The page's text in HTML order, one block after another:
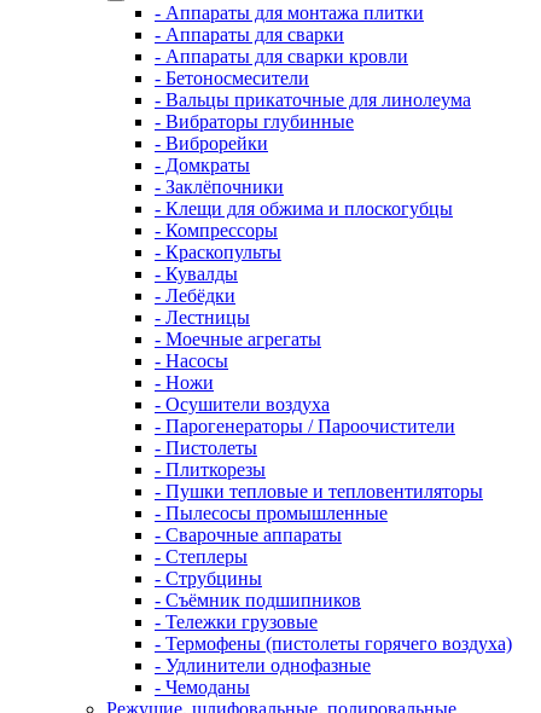
- Аппараты для монтажа плитки
- Аппараты для сварки
- Аппараты для сварки кровли
- Бетоносмесители
- Вальцы прикаточные для линолеума
- Вибраторы глубинные
- Виброрейки
- Домкраты
- Заклёпочники
- Клещи для обжима и плоскогубцы
- Компрессоры
- Краскопульты
- Кувалды
- Лебёдки
- Лестницы
- Моечные агрегаты
- Насосы
- Ножи
- Осушители воздуха
- Парогенераторы / Пароочистители
- Пистолеты
- Плиткорезы
- Пушки тепловые и тепловентиляторы
- Пылесосы промышленные
- Сварочные аппараты
- Степлеры
- Струбцины
- Съёмник подшипников
- Тележки грузовые
- Термофены (пистолеты горячего воздуха)
- Удлинители однофазные
- Чемоданы
Режущие, шлифовальные, полировальные